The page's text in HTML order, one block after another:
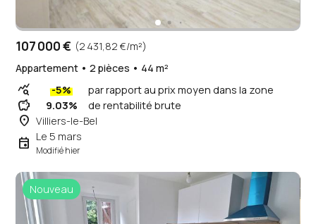
107 000 € (2 431,82 €/m²)
Appartement • 2 pièces • 44 m²
query_stats -5% par rapport au prix moyen dans la zone
savings 9.03% de rentabilité brute
place Villiers-le-Bel
event Le 5 mars
Modifié hier
Nouveau